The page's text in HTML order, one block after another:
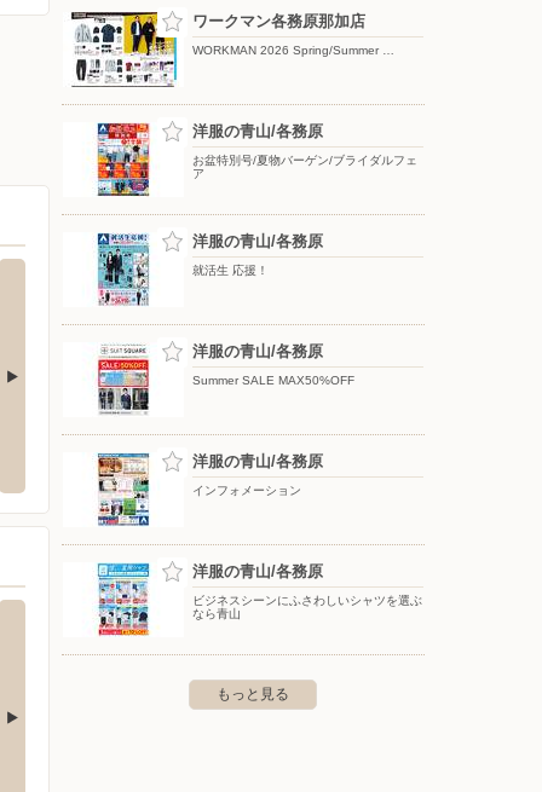
ール扶桑店
桑町大字南山名高塚5-1 イオ
〒501-6311 岐阜県羽島市上中町長間字沼2611-1
ワークマン各務原那加店
WORKMAN 2026 Spring/Summer …
洋服の青山/各務原
お盆特別号/夏物バーゲン/ブライダルフェ
ア
洋服の青山/各務原
就活生 応援！
洋服の青山/各務原
Summer SALE MAX50%OFF
洋服の青山/各務原
インフォメーション
洋服の青山/各務原
ビジネスシーンにふさわしいシャツを選ぶ
なら青山
もっと見る